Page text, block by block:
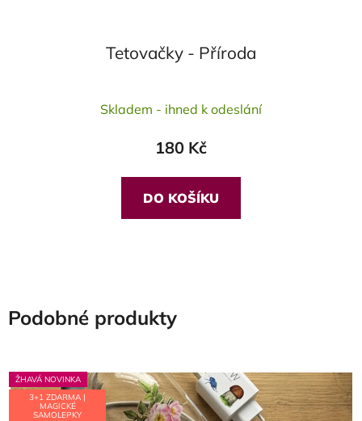
Tetovačky - Příroda
hodnocení
je
5,0
z
5
Skladem - ihned k odeslání
180 Kč
DO KOŠÍKU
Podobné produkty
ŽHAVÁ NOVINKA
3+1 ZDARMA |
MAGICKÉ
SAMOLEPKY